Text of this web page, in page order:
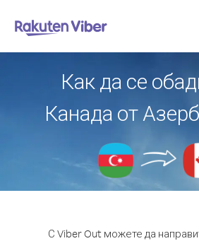
Как да се
Канада от
С Viber Out можете да